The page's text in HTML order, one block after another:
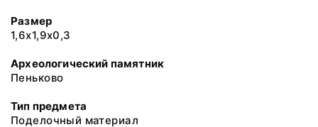
Размер
1,6х1,9х0,3
Археологический памятник
Пеньково
Тип предмета
Поделочный материал